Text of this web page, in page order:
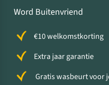
Word Buitenvriend
€10 welkomstkorting
Extra jaar garantie
Gratis wasbeurt voor